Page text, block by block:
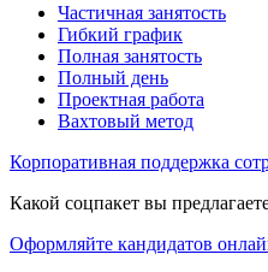
Частичная занятость
Гибкий график
Полная занятость
Полный день
Проектная работа
Вахтовый метод
Корпоративная поддержка
Какой соцпакет вы
Оформляйте кандидатов